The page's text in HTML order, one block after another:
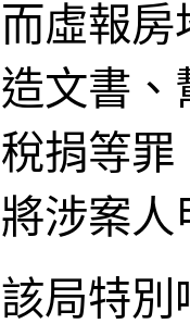
而虛報
造文書、
稅捐等罪
將涉案人
該局特別